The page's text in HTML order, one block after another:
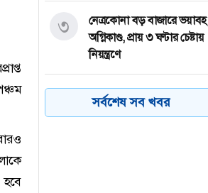
নেত্রকোনা বড় বাজারে ভয়াবহ
অগ্নিকাণ্ড, প্রায় ৩ ঘণ্টার চেষ্টায়
নিয়ন্ত্রণে
৩
কয়েক ডজন
অভিবাসনপ্রত্যাশীকে উদ্ধার
সর্বশেষ সব খবর